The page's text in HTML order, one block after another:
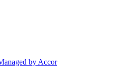
by Accor